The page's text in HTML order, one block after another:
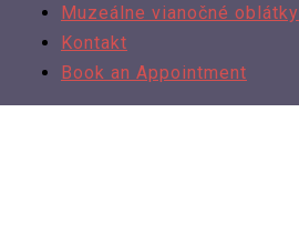
Muzeálne vianočné oblátky
Kontakt
Book an Appointment